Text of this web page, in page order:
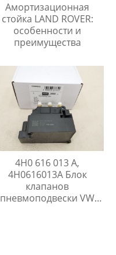
Амортизационная
стойка LAND ROVER:
особенности и
преимущества
4H0 616 013 A,
4H0616013A Блок
клапанов
пневмоподвески VW